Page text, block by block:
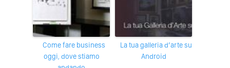
Come fare business
oggi, dove stiamo
La tua galleria d’arte su
Android